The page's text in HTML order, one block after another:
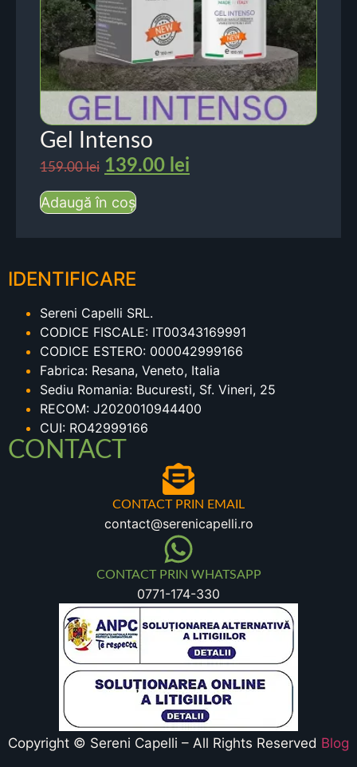
Gel Intenso
159.00lei 139.00 lei
Adaugă în coș
IDENTIFICARE
Sereni Capelli SRL.
CODICE FISCALE: IT00343169991
CODICE ESTERO: 000042999166
Fabrica: Resana, Veneto, Italia
Sediu Romania: Bucuresti, Sf. Vineri, 25
RECOM: J2020010944400
CUI: RO42999166
CONTACT
CONTACT PRIN EMAIL
contact@serenicapelli.ro
CONTACT PRIN WHATSAPP
0771-174-330
Copyright © Sereni Capelli – All Rights Reserved Blog